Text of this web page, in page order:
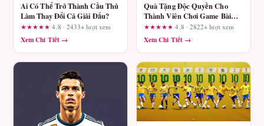
Ai Có Thể Trở Thành Cầu Thủ
Làm Thay Đổi Cả Giải Đấu?
★★★★★4.8 · 2433+ lượt xem
Xem Chi Tiết →
Quà Tặng Độc Quyền Cho
Thành Viên Chơi Game Bài
Đổi Thưởng Từ
gamebaidoithuongx.com
★★★★★4.8 · 2822+ lượt xem
Xem Chi Tiết →